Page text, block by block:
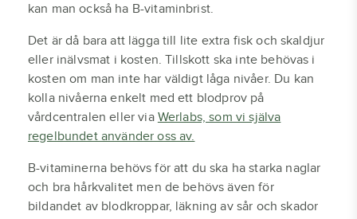
kan man också ha B-vitaminbrist.
Det är då bara att lägga till lite extra fisk och skaldjur
eller inälvsmat i kosten. Tillskott ska inte behövas i
kosten om man inte har väldigt låga nivåer. Du kan
kolla nivåerna enkelt med ett blodprov på
vårdcentralen eller via Werlabs, som vi själva
regelbundet använder oss av.
B-vitaminerna behövs för att du ska ha starka naglar
och bra hårkvalitet men de behövs även för
bildandet av blodkroppar, läkning av sår och skador